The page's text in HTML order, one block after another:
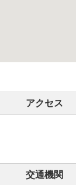
アクセス
交通機関